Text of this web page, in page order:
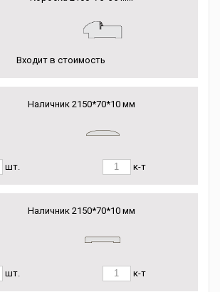
Входит в стоимость
Наличник 2150*70*10 мм
шт. к-т
Наличник 2150*70*10 мм
шт. к-т